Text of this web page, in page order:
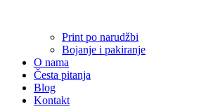
Print po narudžbi
Bojanje i pakiranje
O nama
Česta pitanja
Blog
Kontakt